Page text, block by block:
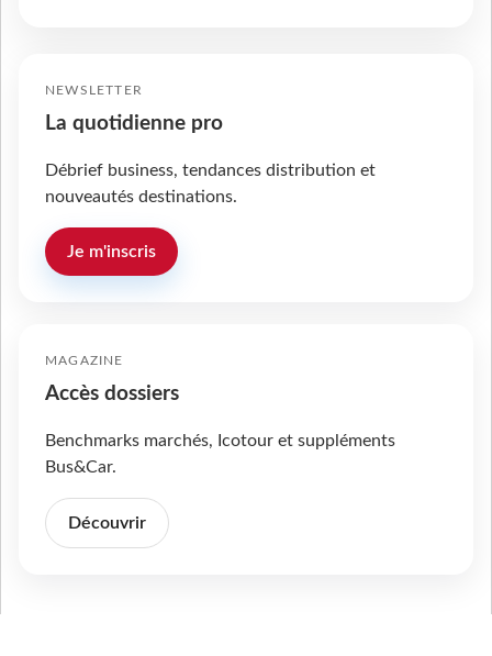
NEWSLETTER
La quotidienne pro
Débrief business, tendances distribution et
nouveautés destinations.
Je m'inscris
MAGAZINE
Accès dossiers
Benchmarks marchés, Icotour et suppléments
Bus&Car.
Découvrir